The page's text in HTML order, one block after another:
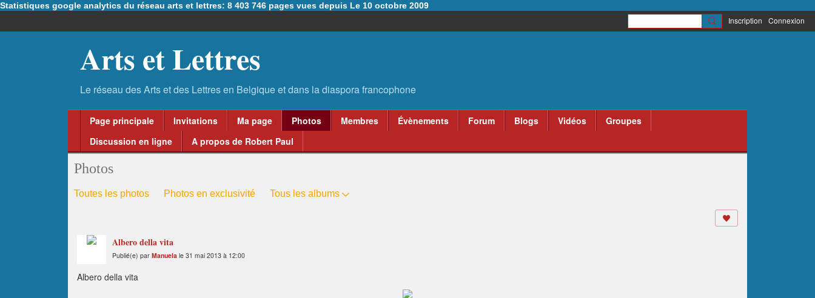
Statistiques google analytics du réseau arts et lettres: 8 403 746 pages vues depuis Le 10 octobre 2009
Inscription Connexion
Arts et Lettres
Page principale Invitations Ma page Photos Membres Évènements Forum Blogs Vidéos
Groupes
Discussion en ligne
A propos de Robert Paul
Photos
Toutes les photos Photos en exclusivité Tous les albums
Albero della vita
Publié(e) par Manuela le 31 mai 2013 à 12:00
Albero della vita